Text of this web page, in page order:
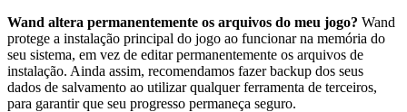
Wand altera permanentemente os arquivos do meu jogo? Wand
protege a instalação principal do jogo ao funcionar na memória do
seu sistema, em vez de editar permanentemente os arquivos de
instalação. Ainda assim, recomendamos fazer backup dos seus
dados de salvamento ao utilizar qualquer ferramenta de terceiros,
para garantir que seu progresso permaneça seguro.